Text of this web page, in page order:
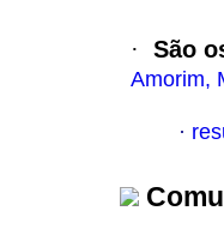
· São
Amorim,
·